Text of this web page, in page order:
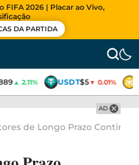
FIFA 2026 | Placar ao Vivo,
DA PARTIDA
▲ 2.11% USDT$5▼ 0.01%
AD
de Longo Prazo